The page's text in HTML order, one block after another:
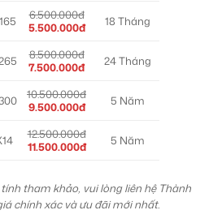
6.500.000đ
5.500.000đ
18 Tháng
8.500.000đ
7.500.000đ
24 Tháng
10.500.000đ
9.500.000đ
5 Năm
12.500.000đ
11.500.000đ
5 Năm
tham khảo, vui lòng liên hệ Thành
chính xác và ưu đãi mới nhất.